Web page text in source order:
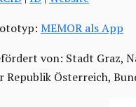
MEMOR als App
von: Stadt Graz,
Republik Österreich,